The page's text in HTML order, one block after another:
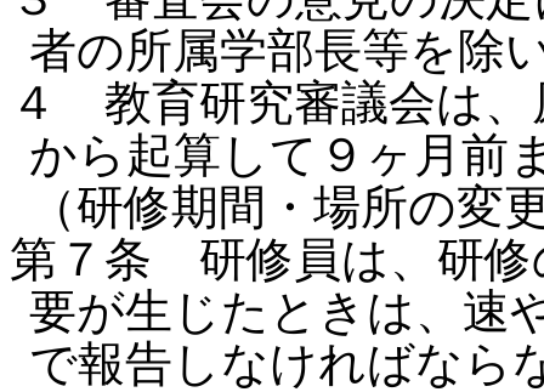
者の所属学部長等を除
４ 教育研究審議会は、
から起算して９ヶ月前
（研修期間・場所の変
第７条 研修員は、研修
要が生じたときは、速
で報告しなければなら